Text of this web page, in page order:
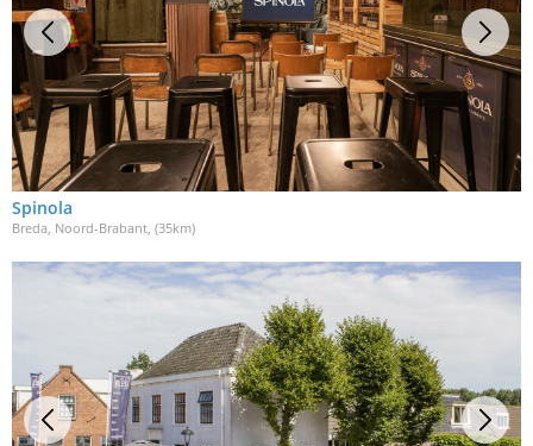
Spinola
Breda, Noord-Brabant , (35km)